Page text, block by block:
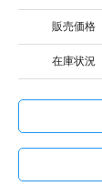
販売価格
在庫状況